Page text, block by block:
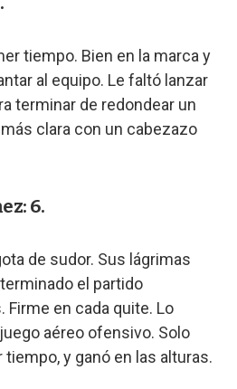
tiempo. Bien en la marca y
al equipo. Le faltó lanzar
terminar de redondear un
clara con un cabezazo
6.
de sudor. Sus lágrimas
el partido
Firme en cada quite. Lo
aéreo ofensivo. Solo
y ganó en las alturas.